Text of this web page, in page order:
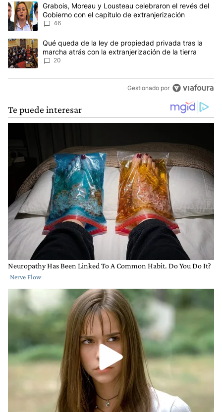
Un artículo de tendencia con el título "Grabois, Moreau y
Grabois, Moreau y Lousteau celebraron el revés del
Gobierno con el capítulo de extranjerización
46
Un artículo de tendencia con el título "Qué queda de la ley de
Qué queda de la ley de propiedad privada tras la
marcha atrás con la extranjerización de la tierra
20
Gestionado por